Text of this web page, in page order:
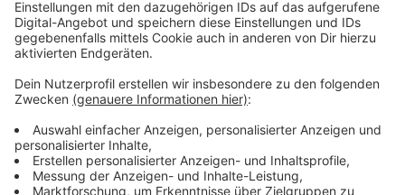
Wagenengel an.Mehr Infos dazu findet ihr hier.
Anzeige
Weitere Meldungen aus Leverkusen
Anzeige